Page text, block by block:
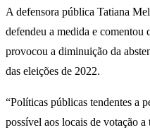
A defensora pública Tatiana
defendeu a medida e comentou
provocou a diminuição da
das eleições de 2022.
“Políticas públicas tendentes a
possível aos locais de votação a